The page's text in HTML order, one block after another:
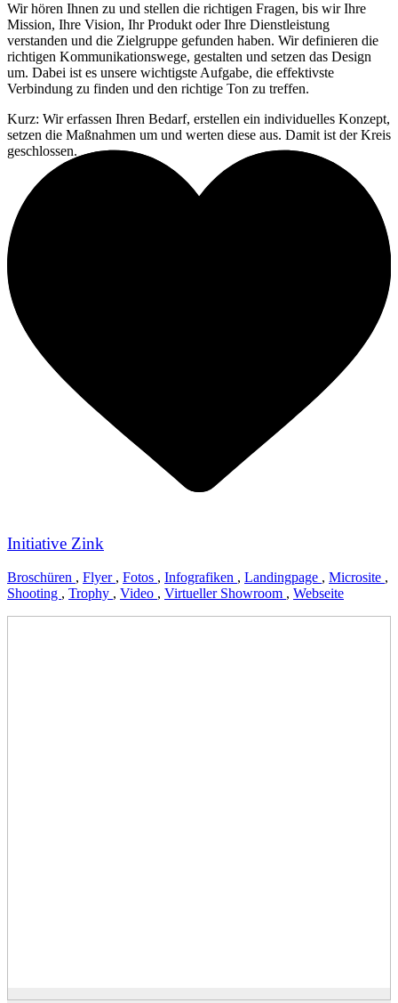
Wir hören Ihnen zu und stellen die richtigen Fragen, bis wir Ihre
Mission, Ihre Vision, Ihr Produkt oder Ihre Dienstleistung
verstanden und die Zielgruppe gefunden haben. Wir definieren die
richtigen Kommunikationswege, gestalten und setzen das Design
um. Dabei ist es unsere wichtigste Aufgabe, die effektivste
Verbindung zu finden und den richtige Ton zu treffen.
Kurz: Wir erfassen Ihren Bedarf, erstellen ein individuelles Konzept,
setzen die Maßnahmen um und werten diese aus. Damit ist der Kreis
geschlossen.
Initiative Zink
Broschüren , Flyer , Fotos , Infografiken , Landingpage , Microsite ,
Shooting , Trophy , Video , Virtueller Showroom , Webseite